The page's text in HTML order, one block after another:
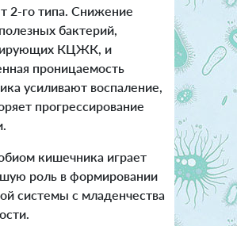
2-го типа. Снижение
бактерий,
КЦЖК, и
проницаемость
усиливают воспаление,
прогрессирование
кишечника играет
роль в формировании
системы с младенчества